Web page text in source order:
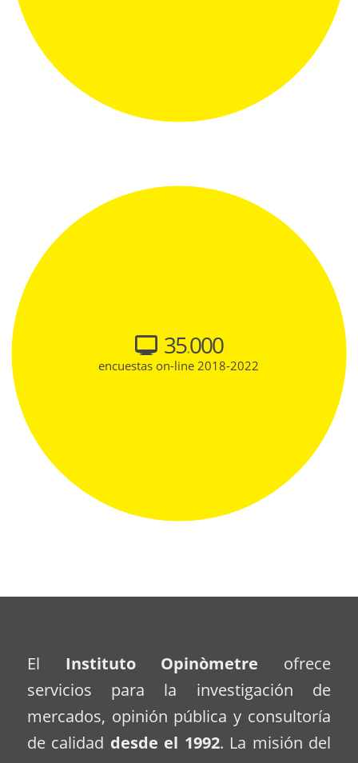
35.000
encuestas on-line 2018-2022
El Instituto Opinòmetre ofrece
servicios para la investigación de
mercados, opinión pública y consultoría
de calidad desde el 1992. La misión del